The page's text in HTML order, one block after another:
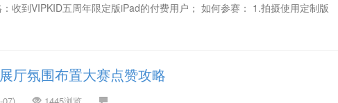
收到VIPKID五周年限定版iPad的付费用户； 如何参赛： 1.拍摄使用定制版
厅氛围布置大赛点赞攻略